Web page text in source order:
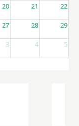
20 21 22
27 28 29
3 4 5